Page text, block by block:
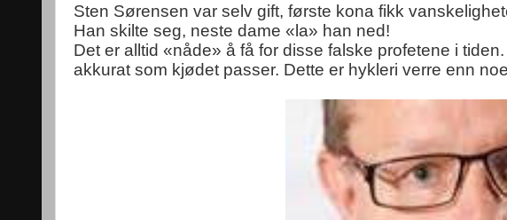
Sten Sørensen var selv gift, første kona fikk
Han skilte seg, neste dame «la» han ned!
Det er alltid «nåde» å få for disse falske profetene i
akkurat som kjødet passer. Dette er hykleri verre enn